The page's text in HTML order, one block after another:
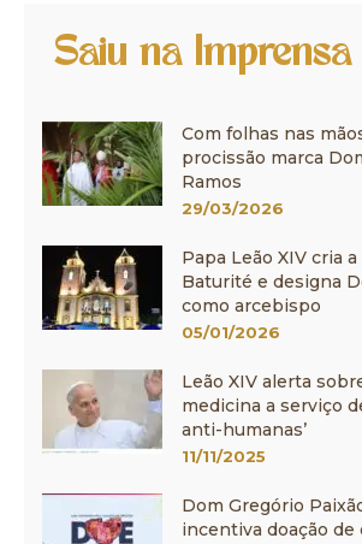
Saiu na Imprensa
Com folhas nas
procissão marca
Ramos
29/03/2026
Papa Leão XIV cria
Baturité e designa
como arcebispo
05/01/2026
Leão XIV alerta
medicina a serviço
anti-humanas’
11/11/2025
Dom Gregório
incentiva doação de